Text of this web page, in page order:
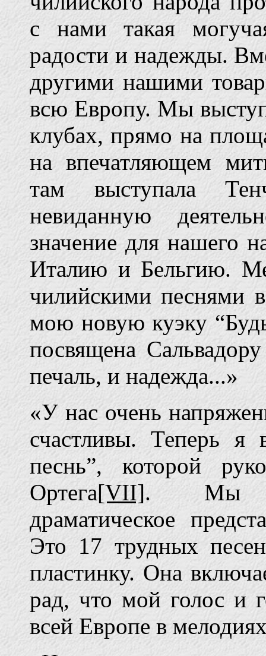
с нами такая
радости и надежды.
другими нашими
всю Европу. Мы
клубах, прямо на
на впечатляющем
там выступала
невиданную
значение для нашего
Италию и Бельгию.
чилийскими песнями
мою новую куэку
посвящена
печаль, и надежда...»
«У нас очень
счастливы. Теперь я
песнь”, которой
Ортега[VII]. Мы
драматическое
Это 17 трудных
пластинку. Она
рад, что мой голос и
всей Европе в